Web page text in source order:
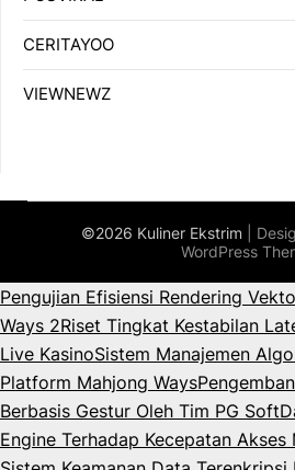
CERITAYOO
VIEWNEWZ
©2026 Kuliner Ekstrim |
WordPress
Pengujian Efisiensi Rendering
Ways 2Riset Tingkat Kestabilan
Live KasinoSistem Manajemen
Platform Mahjong Ways
Berbasis Gestur Oleh Tim PG Soft
Engine Terhadap Kecepatan Akses